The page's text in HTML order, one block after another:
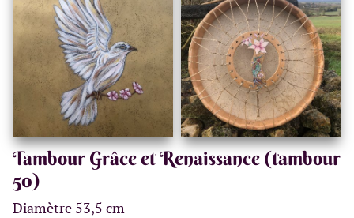
Tambour Grâce et Renaissance (tambour
50)
Diamètre 53,5 cm